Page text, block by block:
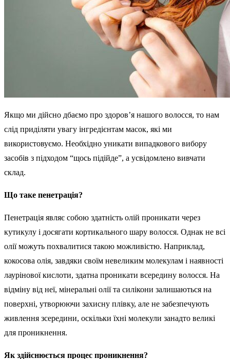
Якщо ми дійсно дбаємо про здоров’я нашого волосся, то нам
слід приділяти увагу інгредієнтам масок, які ми
використовуємо. Необхідно уникати випадкового вибору
засобів з підходом “щось підійде”, а усвідомлено вивчати
склад.
Що таке пенетрація?
Пенетрація являє собою здатність олій проникати через
кутикулу і досягати кортикального шару волосся. Однак не всі
олії можуть похвалитися такою можливістю. Наприклад,
кокосова олія, завдяки своїм невеликим молекулам і наявності
лаурінової кислоти, здатна проникати всередину волосся. На
відміну від неї, мінеральні олії та силікони залишаються на
поверхні, утворюючи захисну плівку, але не забезпечують
живлення зсередини, оскільки їхні молекули занадто великі
для проникнення.
Як здійснюється процес проникнення?